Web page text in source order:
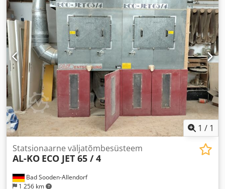
1 / 1
Bad Sooden-Allendorf
1 256 km
Statsionaarne väljatõmbesüsteem
AL-KO ECO JET 65 / 4